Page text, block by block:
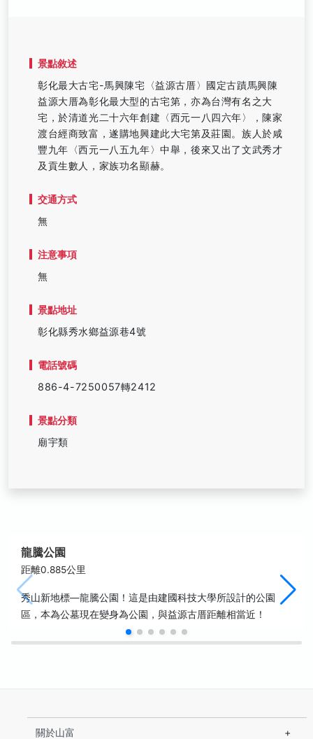
景點敘述
彰化最大古宅-馬興陳宅〈益源古厝〉國定古蹟馬興陳
益源大厝為彰化最大型的古宅第，亦為台灣有名之大
宅，於清道光二十六年創建〈西元一八四六年〉，陳家
渡台經商致富，遂購地興建此大宅第及莊園。族人於咸
豐九年〈西元一八五九年〉中舉，後來又出了文武秀才
及貢生數人，家族功名顯赫。
交通方式
無
注意事項
無
景點地址
彰化縣秀水鄉益源巷4號
電話號碼
886-4-7250057轉2412
景點分類
廟宇類
龍騰公園
距離0.885公里
秀山新地標—龍騰公園！這是由建國科技大學所設計的公園
區，本為公墓現在變身為公園，與益源古厝距離相當近！
關於山富